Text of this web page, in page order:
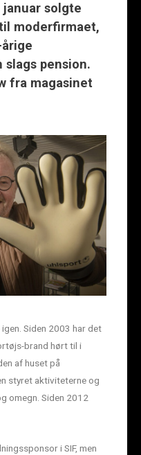
solgte
moderfirmaet,
pension.
fra magasinet
Siden 2003 har det
brand hørt til i
af huset på
styret aktiviteterne og
omegn. Siden 2012
i SIF, men